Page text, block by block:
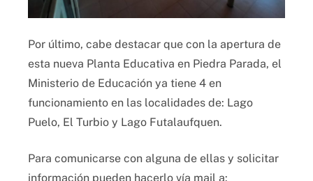
Por último, cabe destacar que con la apertura de
esta nueva Planta Educativa en Piedra Parada, el
Ministerio de Educación ya tiene 4 en
funcionamiento en las localidades de: Lago
Puelo, El Turbio y Lago Futalaufquen.
Para comunicarse con alguna de ellas y solicitar
información pueden hacerlo vía mail a: